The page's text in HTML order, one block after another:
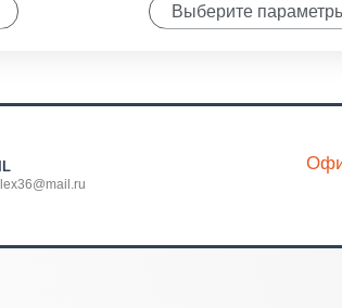
Выберите